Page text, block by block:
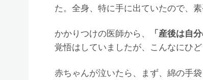
た。全身、特に手に出ていたので、
かかりつけの医師から、 「産後は自
覚悟はしていましたが、こんなにひ
赤ちゃんが泣いたら、まず、綿の手